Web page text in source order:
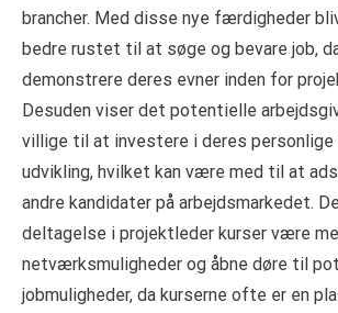
brancher. Med disse nye færdigheder
bedre rustet til at søge og bevare job,
demonstrere deres evner inden for
Desuden viser det potentielle
villige til at investere i deres
udvikling, hvilket kan være med til at
andre kandidater på arbejdsmarkedet.
deltagelse i projektleder kurser være
netværksmuligheder og åbne døre til
jobmuligheder, da kurserne ofte er en